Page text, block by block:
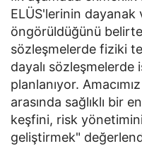
ELÜS'lerinin dayanak
öngörüldüğünü
sözleşmelerde fiziki
dayalı sözleşmelerde
planlanıyor.
arasında sağlıklı bir
keşfini, risk
geliştirmek"